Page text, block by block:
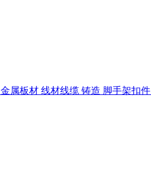
金属板材 线材线缆 铸造 脚手架扣件